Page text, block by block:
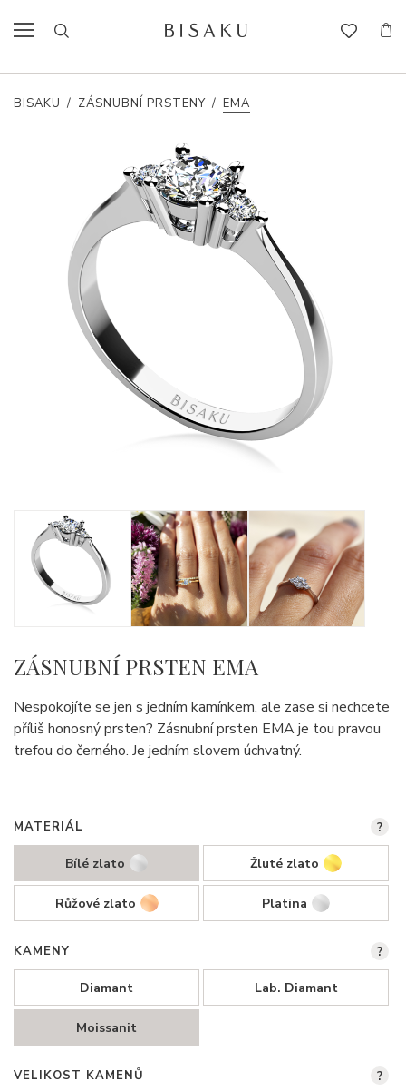
BISAKU / ZÁSNUBNÍ PRSTENY / EMA
ZÁSNUBNÍ PRSTEN EMA
Nespokojíte se jen s jedním kamínkem, ale zase si nechcete
příliš honosný prsten? Zásnubní prsten EMA je tou pravou
trefou do černého. Je jedním slovem úchvatný.
MATERIÁL
Bílé zlato Žluté zlato
Růžové zlato Platina
?
KAMENY
Diamant Lab. Diamant
Moissanit
?
VELIKOST KAMENŮ ?